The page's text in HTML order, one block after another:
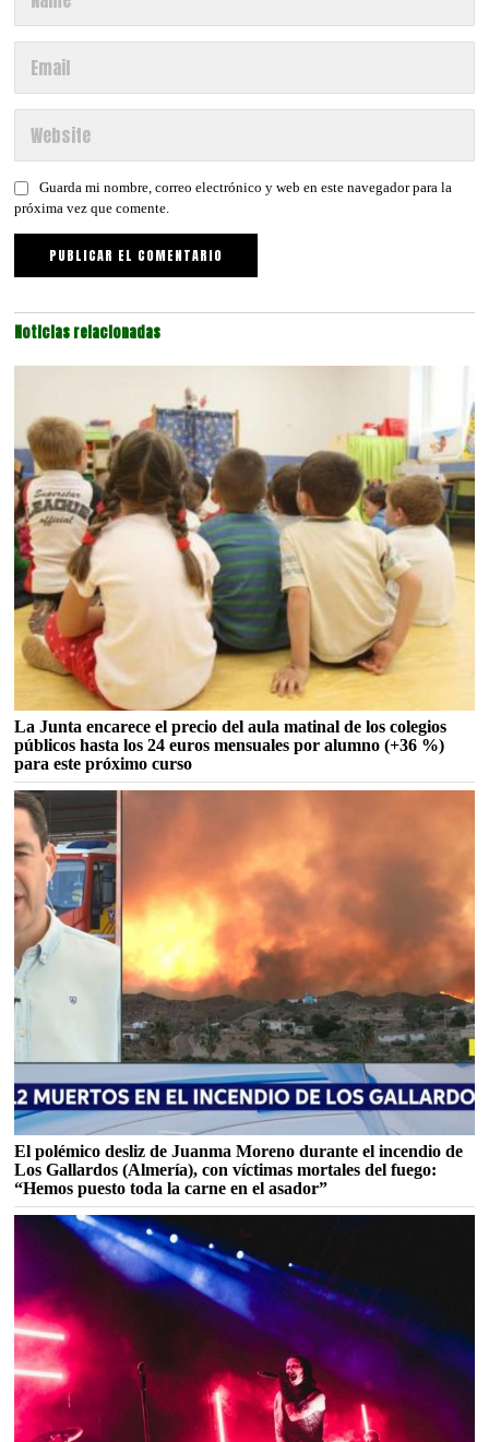
Guarda mi nombre, correo electrónico y web en este navegador para la
próxima vez que comente.
Noticias relacionadas
La Junta encarece el precio del aula matinal de los colegios
públicos hasta los 24 euros mensuales por alumno (+36 %)
para este próximo curso
El polémico desliz de Juanma Moreno durante el incendio de
Los Gallardos (Almería), con víctimas mortales del fuego:
“Hemos puesto toda la carne en el asador”